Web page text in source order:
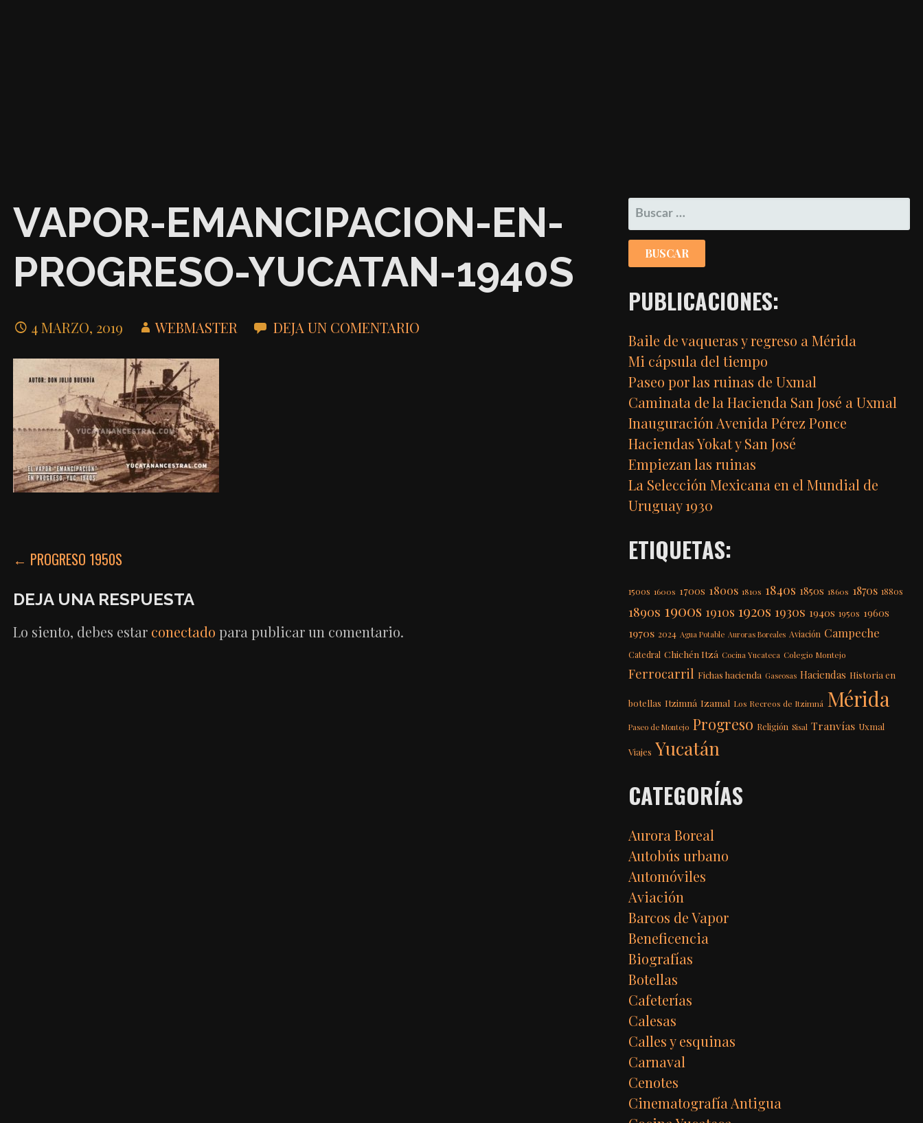
VAPOR-EMANCIPACION-EN-
PROGRESO-YUCATAN-1940S
4 MARZO, 2019 WEBMASTER DEJA UN COMENTARIO
NAVEGACIÓN
DE
ENTRADAS
← PROGRESO 1950S
DEJA UNA RESPUESTA
Lo siento, debes estar conectado para publicar un comentario.
BUSCAR:
PUBLICACIONES:
Baile de vaqueras y regreso a Mérida
Mi cápsula del tiempo
Paseo por las ruinas de Uxmal
Caminata de la Hacienda San José a Uxmal
Inauguración Avenida Pérez Ponce
Haciendas Yokat y San José
Empiezan las ruinas
La Selección Mexicana en el Mundial de
Uruguay 1930
ETIQUETAS:
1500s 1600s 1700s 1800s 1810s 1840s 1850s 1860s 1870s 1880s
1890s 1900s 1910s 1920s 1930s 1940s 1950s 1960s
1970s 2024 Agua Potable Auroras Boreales Aviación Campeche
Catedral Chichén Itzá Cocina Yucateca Colegio Montejo
Ferrocarril Fichas hacienda Gaseosas Haciendas Historia en
botellas Itzimná Izamal Los Recreos de Itzimná Mérida
Paseo de Montejo Progreso Religión Sisal Tranvías Uxmal
Viajes Yucatán
CATEGORÍAS
Aurora Boreal
Autobús urbano
Automóviles
Aviación
Barcos de Vapor
Beneficencia
Biografías
Botellas
Cafeterías
Calesas
Calles y esquinas
Carnaval
Cenotes
Cinematografía Antigua